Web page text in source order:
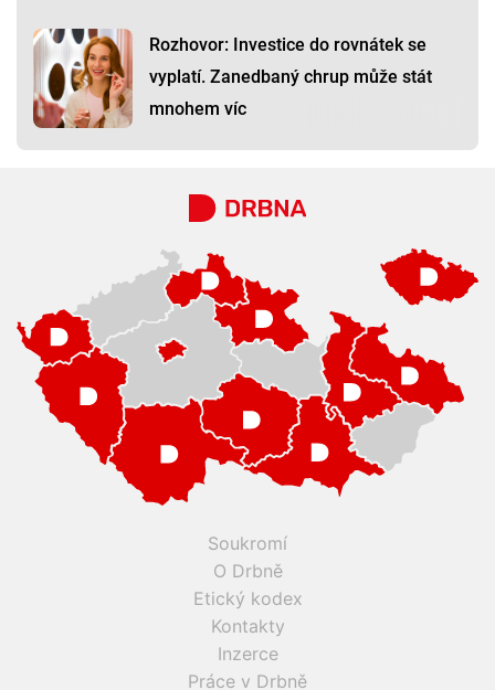
Rozhovor: Investice do rovnátek se
vyplatí. Zanedbaný chrup může stát
mnohem víc
Soukromí
O Drbně
Etický kodex
Kontakty
Inzerce
Práce v Drbně